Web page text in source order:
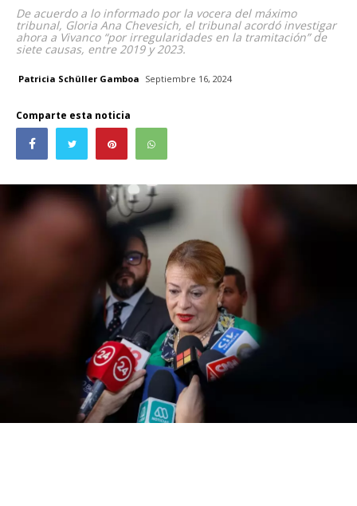
De acuerdo a lo informado por la vocera del máximo
tribunal, Gloria Ana Chevesich, el tribunal acordó investigar
ahora a Vivanco “por irregularidades en la tramitación” de
siete causas, entre 2019 y 2023.
Patricia Schüller Gamboa Septiembre 16, 2024
Comparte esta noticia